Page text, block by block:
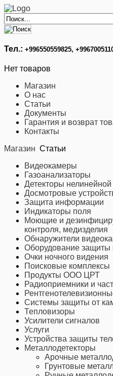
Тел.: +996550559825,
Нет товаров
Магазин
О нас
Статьи
Документы
Гарантия и возврат
Контакты
Магазин Статьи
Видеокамеры
Газоанализаторы
Детекторы нелинейной
Досмотровые
Защита информации
Индикаторы поля
Моющие и
контроля, медизделия
Обнаружители
Оборудование защиты
Очки ночного видения
Поисковые комплексы
Продукты ООО ЦРТ
Радиоприемники и
Системы защиты от
Тепловизоры
Усилители сигналов
Услуги
Устройства защиты
Металлодетекторы
Арочные
Грунтовые